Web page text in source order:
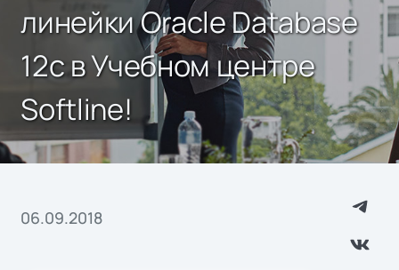
линейки Oracle Database
12c в Учебном центре
Softline!
06.09.2018